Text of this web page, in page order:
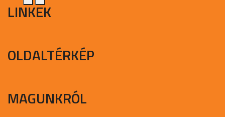
LINKEK
OLDALTÉRKÉP
MAGUNKRÓL